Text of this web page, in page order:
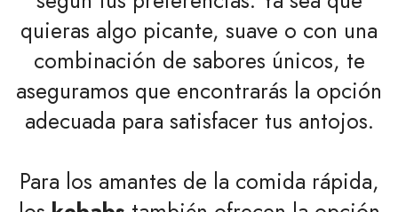
quieras algo picante, suave o con una
combinación de sabores únicos, te
aseguramos que encontrarás la opción
adecuada para satisfacer tus antojos.
Para los amantes de la comida rápida,